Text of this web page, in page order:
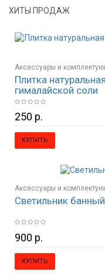
ХИТЫ ПРОДАЖ
Аксессуары и
Гималайская соль и
Плитка
гималайской соли
250 р.
КУПИТЬ
Аксессуары и
Освещение, светильники
Светильник
900 р.
КУПИТЬ